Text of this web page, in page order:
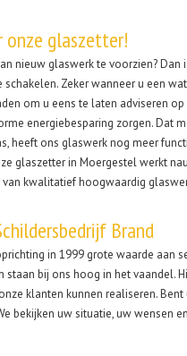
onze glaszetter!
nieuw glaswerk te voorzien? Dan
Zeker wanneer u een
om u eens te laten adviseren
energiebesparing zorgen. Dat
heeft ons glaswerk nog meer
glaszetter in Moergestel werkt
kwalitatief hoogwaardig
Brand
in 1999 grote waarde aan
bij ons hoog in het vaandel.
klanten kunnen realiseren.
bekijken uw situatie, uw wensen